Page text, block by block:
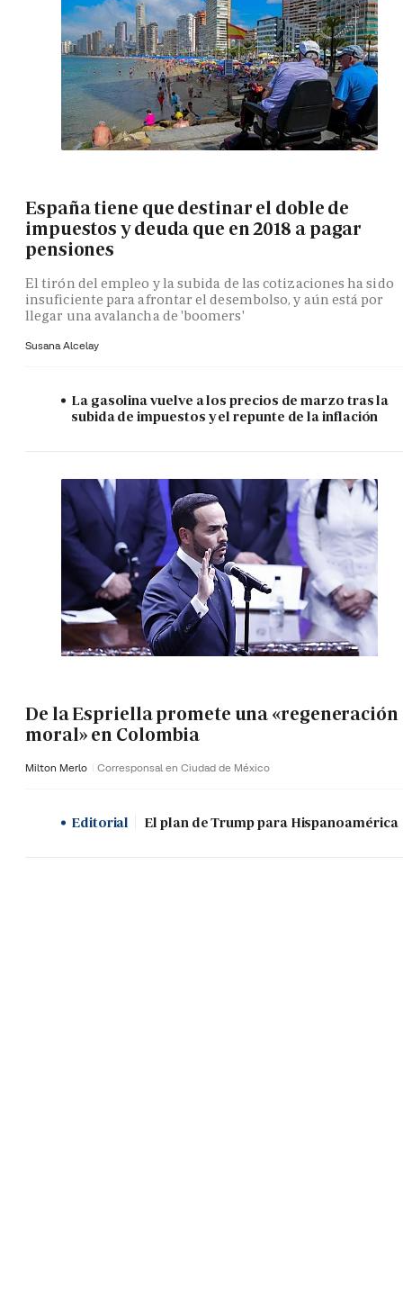
España tiene que destinar el doble de
impuestos y deuda que en 2018 a pagar
pensiones
El tirón del empleo y la subida de las cotizaciones ha sido
insuficiente para afrontar el desembolso, y aún está por
llegar una avalancha de 'boomers'
Susana Alcelay
La gasolina vuelve a los precios de marzo tras la
subida de impuestos y el repunte de la inflación
De la Espriella promete una «regeneración
moral» en Colombia
Milton Merlo Corresponsal en Ciudad de México
Editorial El plan de Trump para Hispanoamérica